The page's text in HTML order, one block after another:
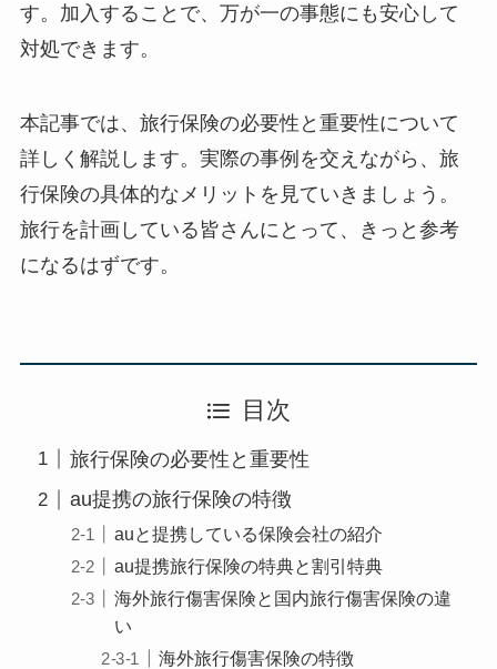
す。加入することで、万が一の事態にも安心して
対処できます。
本記事では、旅行保険の必要性と重要性について
詳しく解説します。実際の事例を交えながら、旅
行保険の具体的なメリットを見ていきましょう。
旅行を計画している皆さんにとって、きっと参考
になるはずです。
目次
旅行保険の必要性と重要性
au提携の旅行保険の特徴
auと提携している保険会社の紹介
au提携旅行保険の特典と割引特典
海外旅行傷害保険と国内旅行傷害保険の違
い
海外旅行傷害保険の特徴